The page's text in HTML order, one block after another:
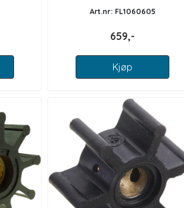
Art.nr: FL1060605
659,-
Kjøp